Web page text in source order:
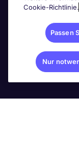
Cookie-Richtlinie.
Passen
Nur